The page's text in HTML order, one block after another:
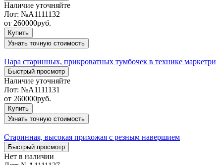
Наличие уточняйте
Лот: №А1111132
от 260000руб.
Купить
Узнать точную стоимость
Пара старинных, прикроватных тумбочек в технике маркетри
Быстрый просмотр
Наличие уточняйте
Лот: №А1111131
от 260000руб.
Купить
Узнать точную стоимость
Старинная, высокая прихожая с резным навершием
Быстрый просмотр
Нет в наличии